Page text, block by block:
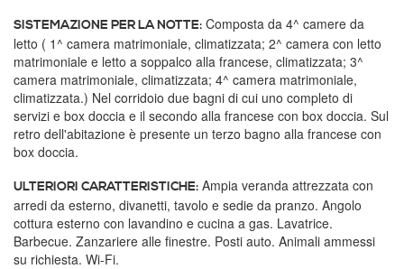
SISTEMAZIONE PER LA NOTTE: Composta da 4^ camere da
letto ( 1^ camera matrimoniale, climatizzata; 2^ camera con letto
matrimoniale e letto a soppalco alla francese, climatizzata; 3^
camera matrimoniale, climatizzata; 4^ camera matrimoniale,
climatizzata.) Nel corridoio due bagni di cui uno completo di
servizi e box doccia e il secondo alla francese con box doccia. Sul
retro dell'abitazione è presente un terzo bagno alla francese con
box doccia.
ULTERIORI CARATTERISTICHE: Ampia veranda attrezzata con
arredi da esterno, divanetti, tavolo e sedie da pranzo. Angolo
cottura esterno con lavandino e cucina a gas. Lavatrice.
Barbecue. Zanzariere alle finestre. Posti auto. Animali ammessi
su richiesta. Wi-Fi.